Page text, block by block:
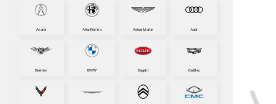
Acura Alfa-Romeo Aston-Martin Audi
Bentley BMW Bugatti Cadillac